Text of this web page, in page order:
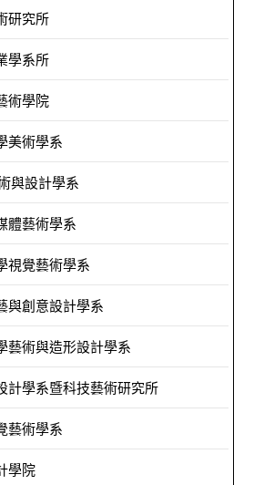
研究所
學系所
術學院
美術學系
與設計學系
體藝術學系
視覺藝術學系
與創意設計學系
藝術與造形設計學系
計學系暨科技藝術研究所
藝術學系
學院